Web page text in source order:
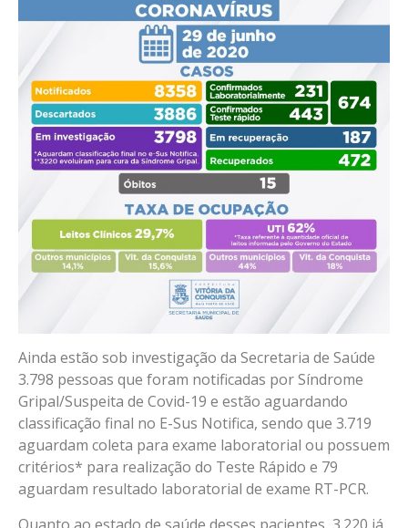
Ainda estão sob investigação da Secretaria de Saúde
3.798 pessoas que foram notificadas por Síndrome
Gripal/Suspeita de Covid-19 e estão aguardando
classificação final no E-Sus Notifica, sendo que 3.719
aguardam coleta para exame laboratorial ou possuem
critérios* para realização do Teste Rápido e 79
aguardam resultado laboratorial de exame RT-PCR.
Quanto ao estado de saúde desses pacientes, 3.220 já